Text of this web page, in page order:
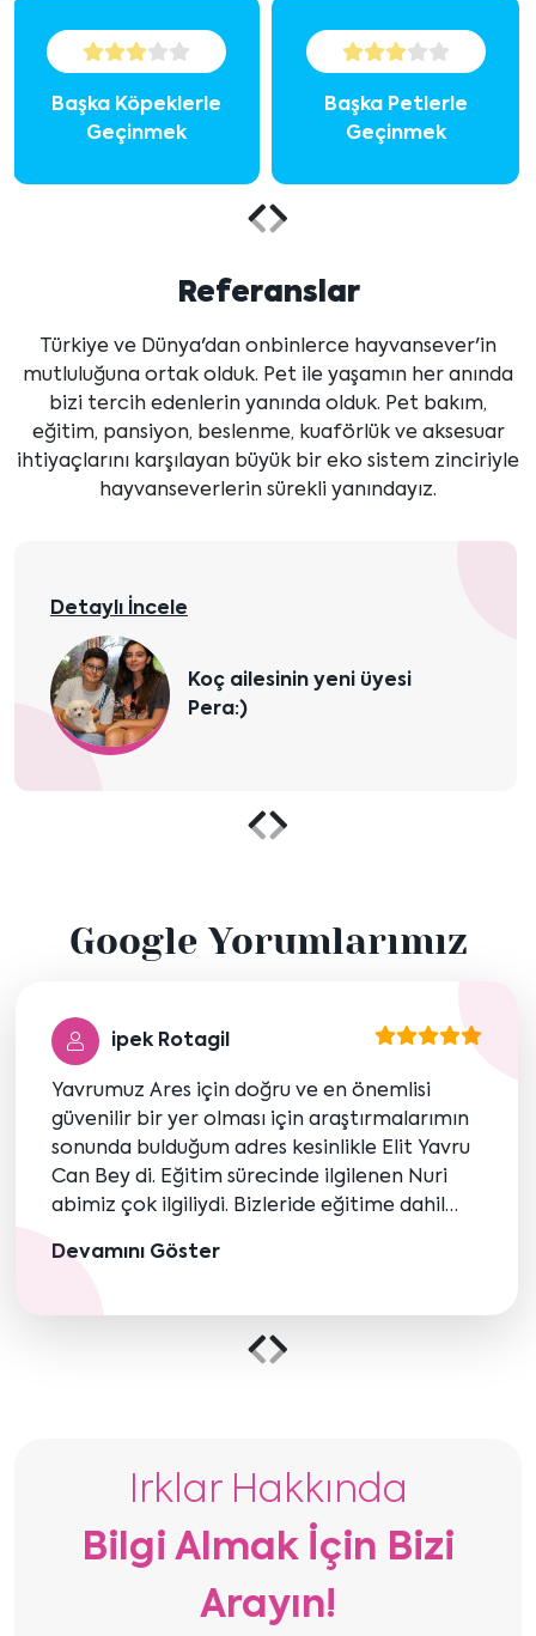
Başka Köpeklerle
Geçinmek
Başka Petlerle
Geçinmek
Önceki
içeriği
göster
içeriği
göster
Referanslar
Türkiye ve Dünya'dan onbinlerce hayvansever'in
mutluluğuna ortak olduk. Pet ile yaşamın her anında
bizi tercih edenlerin yanında olduk. Pet bakım,
eğitim, pansiyon, beslenme, kuaförlük ve aksesuar
ihtiyaçlarını karşılayan büyük bir eko sistem zinciriyle
hayvanseverlerin sürekli yanındayız.
Detaylı İncele
Koç ailesinin yeni üyesi
Pera:)
Önceki
göster
göster
Google Yorumlarımız
ipek Rotagil
Yavrumuz Ares için doğru ve en önemlisi
güvenilir bir yer olması için araştırmalarımın
sonunda bulduğum adres kesinlikle Elit Yavru
Can Bey di. Eğitim sürecinde ilgilenen Nuri
abimiz çok ilgiliydi. Bizleride eğitime dahil
Önceden yürürken ares mi beni yürütüyor
yorulmadan yürüyebiliyoruz komutlarımı
dinliyor. Emeği geçen tüm Elit Eğitim ailesine
Devamını Göster
Önceki
göster
göster
Irklar Hakkında
Bilgi Almak İçin Bizi
Arayın!